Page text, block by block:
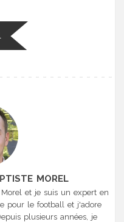
MOREL
et je suis un expert en
pour le football et j'adore
plusieurs années, je